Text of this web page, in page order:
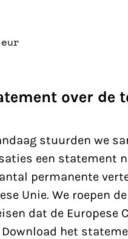
over de
stuurden we
een statement
permanente
Unie. We roepen
dat de Europese
het